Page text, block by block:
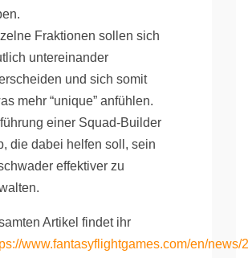
Fraktionen sollen sich
untereinander
und sich somit
mehr “unique” anfühlen.
einer Squad-Builder
die dabei helfen soll, sein
effektiver zu
Artikel findet ihr
www.fantasyflightgames.com/en/news/